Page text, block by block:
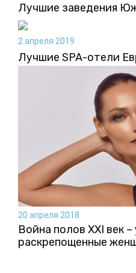
Лучшие заведения
2 апреля 2019
Лучшие SPA-отели
20 апреля 2018
Война полов XXI век
раскрепощенные